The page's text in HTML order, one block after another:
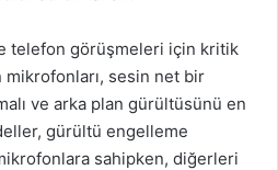
telefon görüşmeleri için kritik
mikrofonları, sesin net bir
ve arka plan gürültüsünü en
gürültü engelleme
sahipken, diğerleri